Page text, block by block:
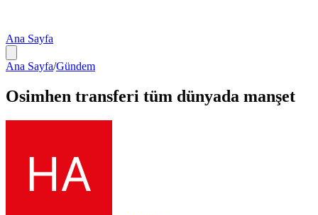
Ana Sayfa
Ana Sayfa/Gündem
Osimhen transferi tüm dünyada manşet